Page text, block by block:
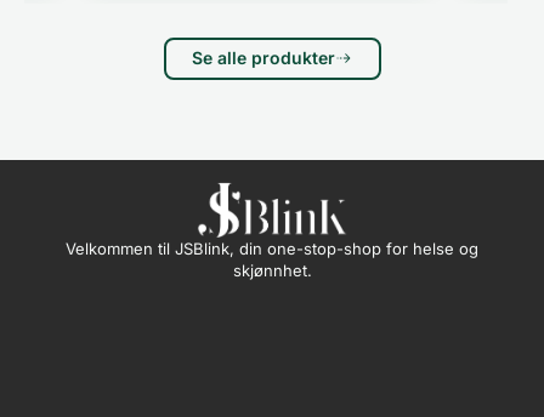
Se alle produkter
Velkommen til JSBlink, din one-stop-shop for helse og
skjønnhet.